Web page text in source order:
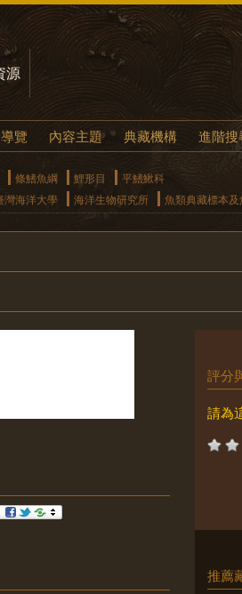
源
覽 內容主題 典藏機構 進階搜
條鰭魚綱 鯉形目
平鰭鰍科
灣海洋大學 海洋生物研究所 魚類典藏標本
評分
請為
推薦